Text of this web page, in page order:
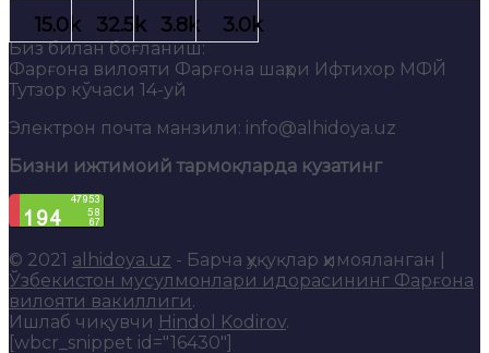
Биз билан боғланиш:
Фарғона вилояти Фарғона шаҳри Ифтихор МФЙ
Тутзор кўчаси 14-уй
Электрон почта манзили: info@alhidoya.uz
Бизни ижтимоий тармоқларда кузатинг
© 2021 alhidoya.uz - Барча ҳуқуқлар ҳимояланган |
Ўзбекистон мусулмонлари идорасининг Фарғона
вилояти вакиллиги.
Ишлаб чиқувчи Hindol Kodirov.
[wbcr_snippet id="16430"]